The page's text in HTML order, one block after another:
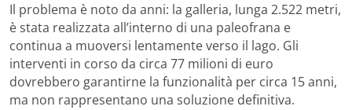
Il problema è noto da anni: la galleria, lunga 2.522 metri,
è stata realizzata all’interno di una paleofrana e
continua a muoversi lentamente verso il lago. Gli
interventi in corso da circa 77 milioni di euro
dovrebbero garantirne la funzionalità per circa 15 anni,
ma non rappresentano una soluzione definitiva.